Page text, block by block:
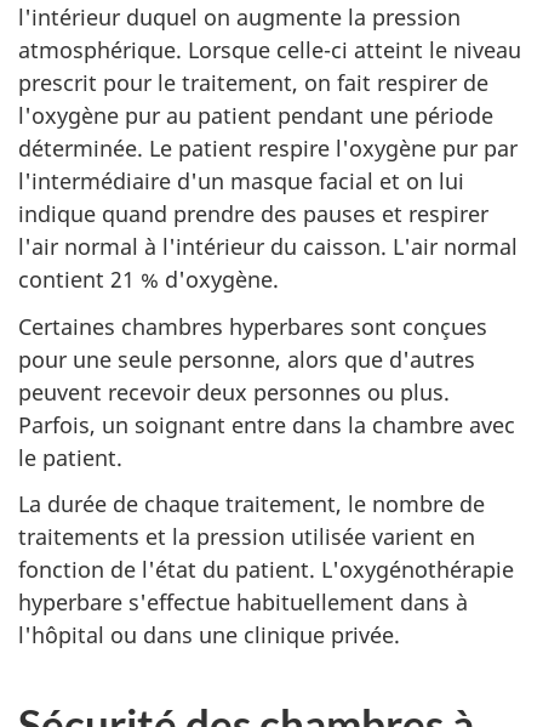
l'intérieur duquel on augmente la pression
atmosphérique. Lorsque celle-ci atteint le niveau
prescrit pour le traitement, on fait respirer de
l'oxygène pur au patient pendant une période
déterminée. Le patient respire l'oxygène pur par
l'intermédiaire d'un masque facial et on lui
indique quand prendre des pauses et respirer
l'air normal à l'intérieur du caisson. L'air normal
contient 21 % d'oxygène.
Certaines chambres hyperbares sont conçues
pour une seule personne, alors que d'autres
peuvent recevoir deux personnes ou plus.
Parfois, un soignant entre dans la chambre avec
le patient.
La durée de chaque traitement, le nombre de
traitements et la pression utilisée varient en
fonction de l'état du patient. L'oxygénothérapie
hyperbare s'effectue habituellement dans à
l'hôpital ou dans une clinique privée.